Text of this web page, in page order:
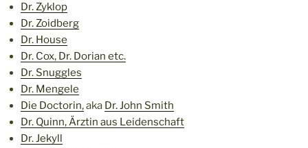
Dr. Zyklop
Dr. Zoidberg
Dr. House
Dr. Cox, Dr. Dorian etc.
Dr. Snuggles
Dr. Mengele
Die Doctorin,aka Dr. John Smith
Dr. Quinn, Ärztin aus Leidenschaft
Dr. Jekyll